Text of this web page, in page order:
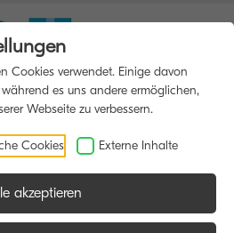
Cookies verwendet. Einige davon
es uns andere ermöglichen,
Webseite zu verbessern.
Cookies Externe Inhalte
akzeptieren